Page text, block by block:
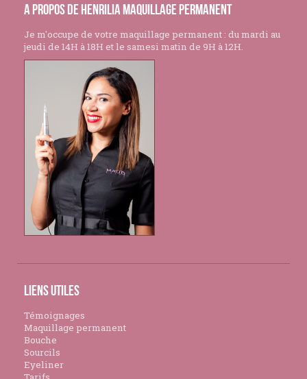
A propos de Henrilia Maquillage Permanent
Je m'occupe de votre maquillage permanent : du mardi au
jeudi de 14H à 18H et le samesi matin de 9H à 12H.
Liens utiles
Témoignages
Maquillage permanent
Bouche
Sourcils
Eyeliner